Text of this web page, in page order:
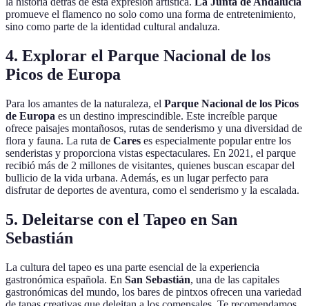
promueve el flamenco no solo como una forma de entretenimiento,
sino como parte de la identidad cultural andaluza.
4. Explorar el Parque Nacional de los
Picos de Europa
Para los amantes de la naturaleza, el Parque Nacional de los Picos
de Europa es un destino imprescindible. Este increíble parque
ofrece paisajes montañosos, rutas de senderismo y una diversidad de
flora y fauna. La ruta de Cares es especialmente popular entre los
senderistas y proporciona vistas espectaculares. En 2021, el parque
recibió más de 2 millones de visitantes, quienes buscan escapar del
bullicio de la vida urbana. Además, es un lugar perfecto para
disfrutar de deportes de aventura, como el senderismo y la escalada.
5. Deleitarse con el Tapeo en San
Sebastián
La cultura del tapeo es una parte esencial de la experiencia
gastronómica española. En San Sebastián, una de las capitales
gastronómicas del mundo, los bares de pintxos ofrecen una variedad